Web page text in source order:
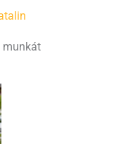
munkát